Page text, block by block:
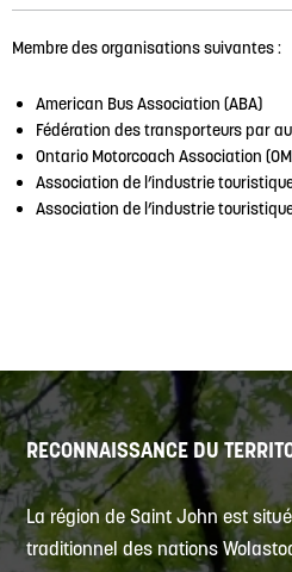
Membre des organisations suivantes :
American Bus Association (ABA)
Fédération des transporteurs par
Ontario Motorcoach Association
Association de l’industrie
Association de l’industrie
RECONNAISSANCE DU
La région de Saint John est
traditionnel des nations